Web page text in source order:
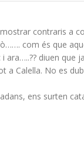
contraris a
com és que
diuen que
a Calella. No es
ens surten